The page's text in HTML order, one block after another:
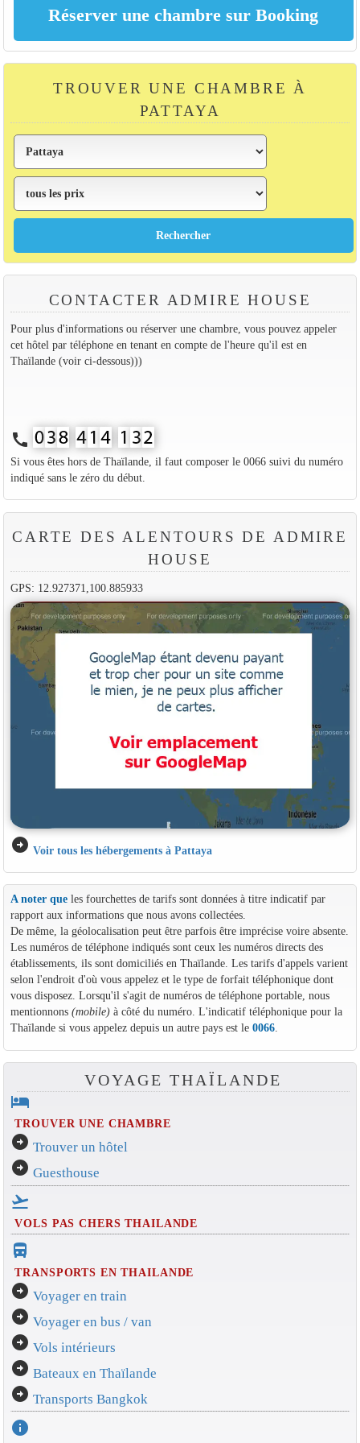
TROUVER UNE CHAMBRE À
PATTAYA
CONTACTER ADMIRE HOUSE
Pour plus d'informations ou réserver une chambre, vous pouvez appeler
cet hôtel par téléphone en tenant en compte de l'heure qu'il est en
Thaïlande (voir ci-dessous)))
call
Si vous êtes hors de Thaïlande, il faut composer le 0066 suivi du numéro
indiqué sans le zéro du début.
CARTE DES ALENTOURS DE ADMIRE
HOUSE
GPS: 12.927371,100.885933
arrow_circle_right Voir tous les hébergements à Pattaya
A noter queles fourchettes de tarifs sont données à titre indicatif par
rapport aux informations que nous avons collectées.
De même, la géolocalisation peut être parfois être imprécise voire absente.
Les numéros de téléphone indiqués sont ceux les numéros directs des
établissements, ils sont domiciliés en Thaïlande. Les tarifs d'appels varient
selon l'endroit d'où vous appelez et le type de forfait téléphonique dont
vous disposez. Lorsqu'il s'agit de numéros de téléphone portable, nous
mentionnons (mobile)à côté du numéro. L'indicatif téléphonique pour la
Thaïlande si vous appelez depuis un autre pays est le 0066.
VOYAGE THAÏLANDE
hotel
TROUVER UNE CHAMBRE
arrow_circle_right Trouver un hôtel
arrow_circle_right Guesthouse
flight_takeoff
VOLS PAS CHERS THAILANDE
directions_bus_filled
TRANSPORTS EN THAILANDE
arrow_circle_right Voyager en train
arrow_circle_right Voyager en bus / van
arrow_circle_right Vols intérieurs
arrow_circle_right Bateaux en Thaïlande
arrow_circle_right Transports Bangkok
info